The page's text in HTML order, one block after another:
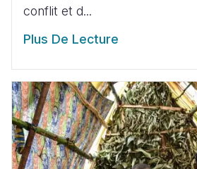
conflit et d...
Plus De Lecture